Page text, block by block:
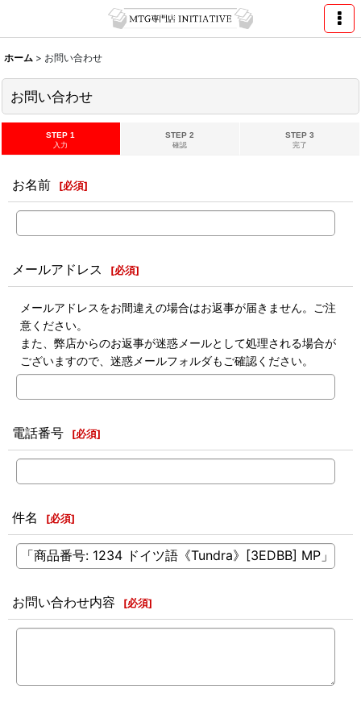
ホーム > お問い合わせ
お問い合わせ
STEP 1
入力
STEP 2
確認
STEP 3
完了
お名前 [必須]
メールアドレス [必須]
メールアドレスをお間違えの場合はお返事が届きません。ご注
意ください。
また、弊店からのお返事が迷惑メールとして処理される場合が
ございますので、迷惑メールフォルダもご確認ください。
電話番号 [必須]
件名 [必須]
お問い合わせ内容 [必須]